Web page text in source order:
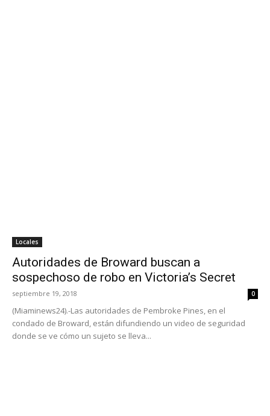
Locales
Autoridades de Broward buscan a
sospechoso de robo en Victoria’s Secret
septiembre 19, 2018 0
(Miaminews24).-Las autoridades de Pembroke Pines, en el
condado de Broward, están difundiendo un video de seguridad
donde se ve cómo un sujeto se lleva...